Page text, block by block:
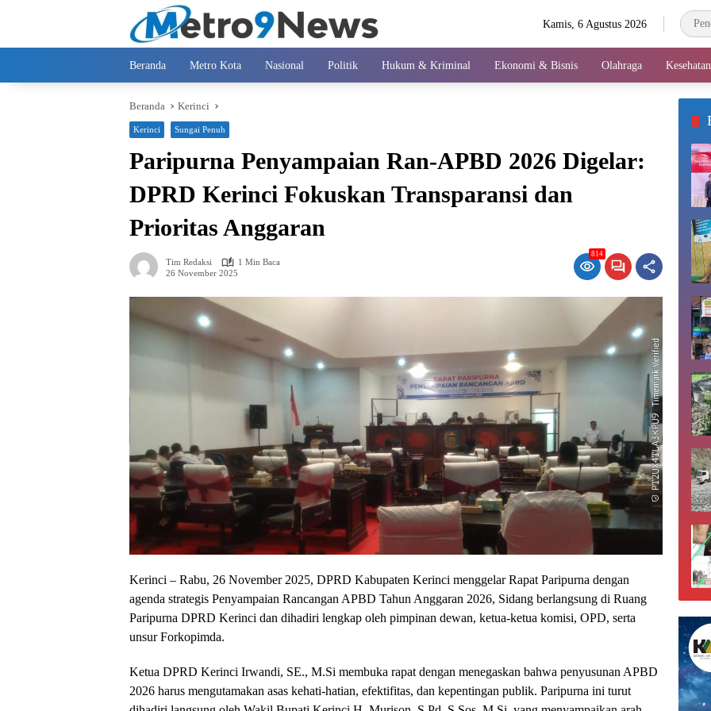
Kamis, 6 Agustus 2026
Beranda Metro Kota Nasional Politik Hukum & Kriminal Ekonomi & Bisnis Olahraga Kesehatan
Beranda Kerinci
Kerinci Sungai Penuh
Paripurna Penyampaian Ran-APBD 2026 Digelar:
DPRD Kerinci Fokuskan Transparansi dan
Prioritas Anggaran
Tim Redaksi
1 Min Baca
26 November 2025
814
Kerinci – Rabu, 26 November 2025, DPRD Kabupaten Kerinci menggelar Rapat Paripurna dengan
agenda strategis Penyampaian Rancangan APBD Tahun Anggaran 2026, Sidang berlangsung di Ruang
Paripurna DPRD Kerinci dan dihadiri lengkap oleh pimpinan dewan, ketua-ketua komisi, OPD, serta
unsur Forkopimda.
Ketua DPRD Kerinci Irwandi, SE., M.Si membuka rapat dengan menegaskan bahwa penyusunan APBD
2026 harus mengutamakan asas kehati-hatian, efektifitas, dan kepentingan publik. Paripurna ini turut